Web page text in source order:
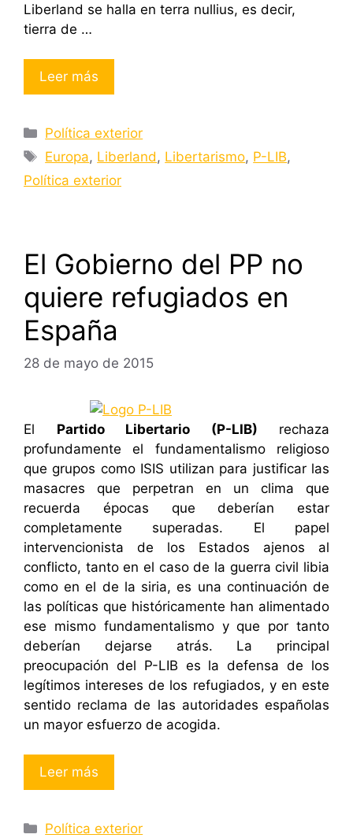
Liberland se halla en terra nullius, es decir,
tierra de …
Leer más
Categorías
Política exterior
Etiquetas
Europa, Liberland, Libertarismo, P-LIB,
Política exterior
El Gobierno del PP no
quiere refugiados en
España
28 de mayo de 2015
El Partido Libertario (P-LIB) rechaza
profundamente el fundamentalismo religioso
que grupos como ISIS utilizan para justificar las
masacres que perpetran en un clima que
recuerda épocas que deberían estar
completamente superadas. El papel
intervencionista de los Estados ajenos al
conflicto, tanto en el caso de la guerra civil libia
como en el de la siria, es una continuación de
las políticas que históricamente han alimentado
ese mismo fundamentalismo y que por tanto
deberían dejarse atrás. La principal
preocupación del P-LIB es la defensa de los
legítimos intereses de los refugiados, y en este
sentido reclama de las autoridades españolas
un mayor esfuerzo de acogida.
Leer más
Categorías
Política exterior